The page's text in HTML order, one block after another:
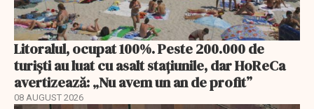
Litoralul, ocupat 100%. Peste 200.000 de
turiști au luat cu asalt stațiunile, dar HoReCa
avertizează: „Nu avem un an de profit”
08 AUGUST 2026